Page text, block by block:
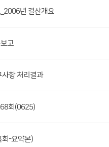
년 결산개요
고
항 처리결과
회(0625)
-요약본)